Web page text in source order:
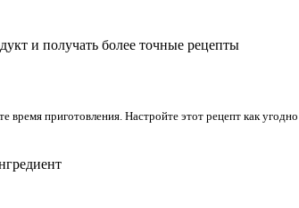
и получать более точные рецепты
приготовления. Настройте этот рецепт как